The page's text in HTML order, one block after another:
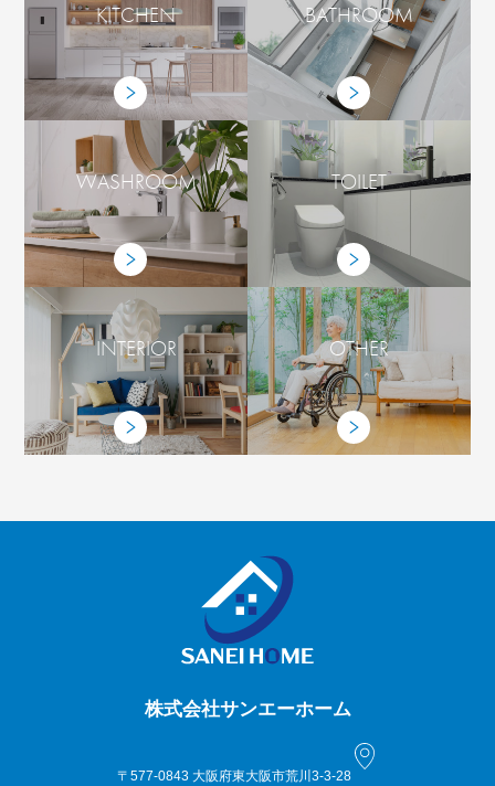
KITCHEN BATHROOM
WASHROOM TOILET
INTERIOR OTHER
株式会社サンエーホーム
〒577-0843 大阪府東大阪市荒川3-3-28